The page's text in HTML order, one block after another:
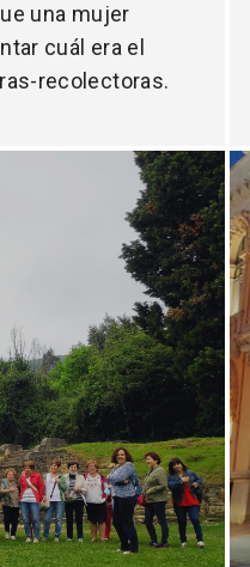
una mujer
cuál era el
recolectoras.